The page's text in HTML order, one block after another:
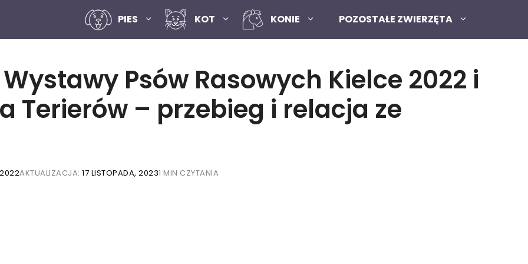
PIES KOT KONIE POZOSTAŁE ZWIERZĘTA
Psów Rasowych Kielce 2022 i
Terierów – przebieg i relacja ze
AKTUALIZACJA: 17 LISTOPADA, 20231 MIN CZYTANIA